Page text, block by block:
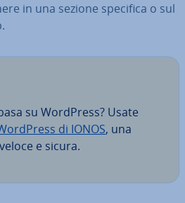
in una sezione specifica o sul
su WordPress? Usate
di IONOS, una
e sicura.